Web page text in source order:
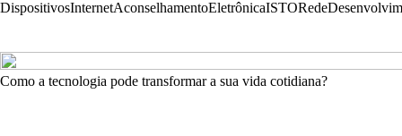
DispositivosInternetAconselhamentoEletrônicaISTORede
Como a tecnologia pode transformar a sua vida cotidiana?